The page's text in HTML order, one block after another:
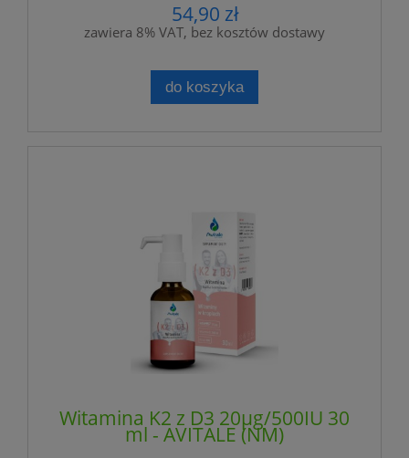
54,90 zł
zawiera 8% VAT, bez kosztów dostawy
do koszyka
Witamina K2 z D3 20µg/500IU 30
ml - AVITALE (NM)